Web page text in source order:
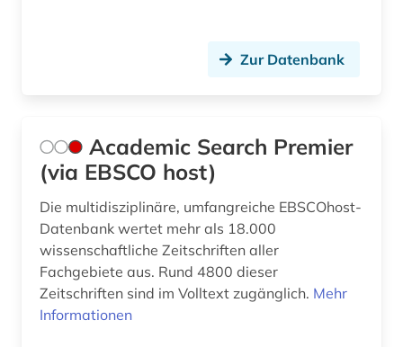
bibliografie 1477-1939 (1)
bibliografie 1945-1990 (1)
bibliographie 1923-1999 (1)
bibliothek (2)
bibliotheken (1)
Zur Datenbank
Academic Search Premier
(via EBSCO host)
Die multidisziplinäre, umfangreiche EBSCOhost-
Datenbank wertet mehr als 18.000
wissenschaftliche Zeitschriften aller
Fachgebiete aus. Rund 4800 dieser
Zeitschriften sind im Volltext zugänglich. Mehr
Informationen